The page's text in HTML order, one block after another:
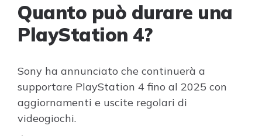
Quanto può durare una
PlayStation 4?
Sony ha annunciato che continuerà a
supportare PlayStation 4 fino al 2025 con
aggiornamenti e uscite regolari di
videogiochi.